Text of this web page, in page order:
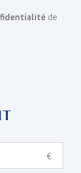
de
€